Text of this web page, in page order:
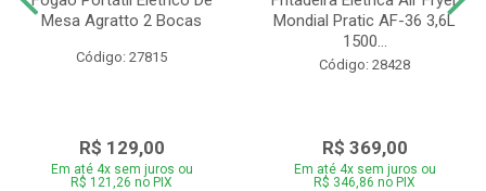
Mesa Agratto 2 Bocas
Código: 27815
R$ 129,00
Em até 4x sem juros ou
R$ 121,26 no PIX
Mondial Pratic AF-36 3,6L
1500...
Código: 28428
R$ 369,00
Em até 4x sem juros ou
R$ 346,86 no PIX